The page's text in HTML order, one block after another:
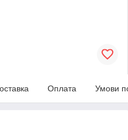
Оплата Умови